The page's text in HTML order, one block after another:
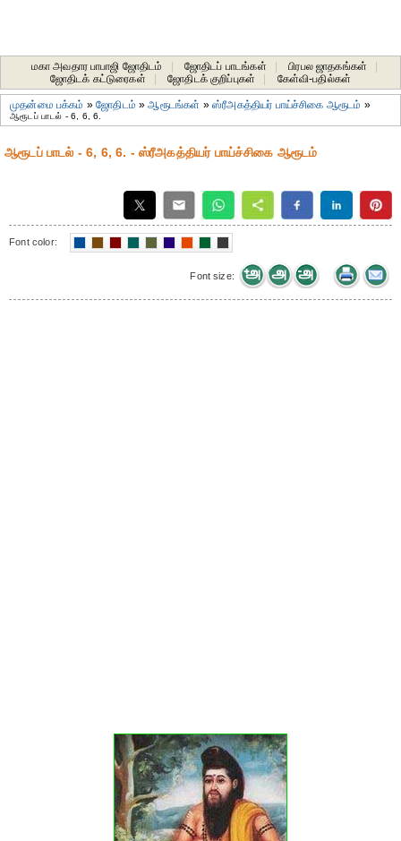
மகா அவதார பாபாஜி ஜோதிடம் ஜோதிடப் பாடங்கள் பிரபல ஜாதகங்கள்
ஜோதிடக் கட்டுரைகள்
ஜோதிடக் குறிப்புகள் கேள்வி-பதில்கள்
முதன்மை பக்கம் »ஜோதிடம் »ஆரூடங்கள் »ஸ்ரீஅகத்தியர் பாய்ச்சிகை ஆரூடம் »
ஆரூடப் பாடல் - 6, 6, 6.
ஆரூடப் பாடல் - 6, 6, 6. - ஸ்ரீஅகத்தியர் பாய்ச்சிகை ஆரூடம்
Font color:
Font size: